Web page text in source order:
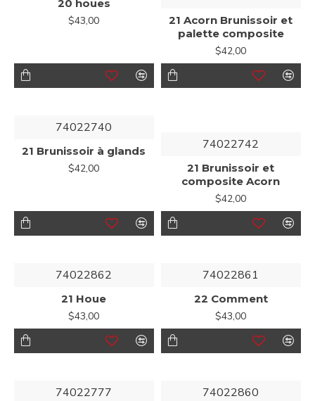
20 houes
$43,00
21 Acorn Brunissoir et
palette composite
$42,00
74022740
21 Brunissoir à glands
$42,00
74022742
21 Brunissoir et
composite Acorn
$42,00
74022862
21 Houe
$43,00
74022861
22 Comment
$43,00
74022777 74022860